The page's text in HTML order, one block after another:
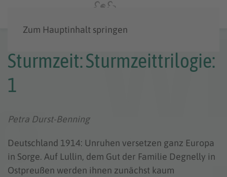
Zum Hauptinhalt springen
Sturmzeit: Sturmzeittrilogie:
1
Petra Durst-Benning
Deutschland 1914: Unruhen versetzen ganz Europa
in Sorge. Auf Lullin, dem Gut der Familie Degnelly in
Ostpreußen werden ihnen zunächst kaum